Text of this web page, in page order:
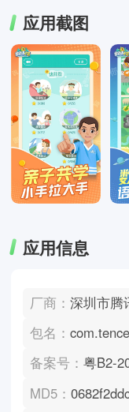
应用截图
应用信息
厂商：深圳市腾
包名：
备案号：粤B2-
MD5：